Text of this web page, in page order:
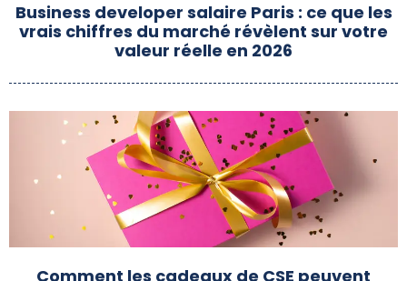
Business developer salaire Paris : ce que les
vrais chiffres du marché révèlent sur votre
valeur réelle en 2026
Comment les cadeaux de CSE peuvent